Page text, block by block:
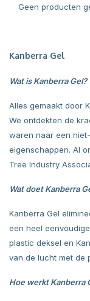
Geen producten
Kanberra Gel
Wat is Kanberra Gel?
Alles gemaakt door
We ontdekten de
waren naar een
eigenschappen. Al
Tree Industry
Wat doet Kanberra
Kanberra Gel
een heel
plastic deksel en
van de lucht met de
Hoe werkt Kanberra